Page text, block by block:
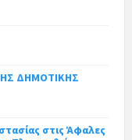
ΔΗΜΟΤΙΚΗΣ
στις Άφαλες